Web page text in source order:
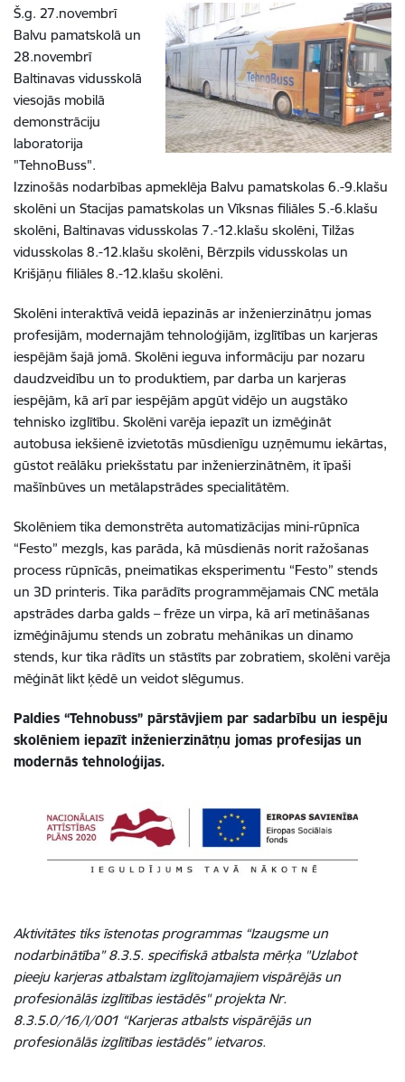
Š.g. 27.novembrī
Balvu pamatskolā un
28.novembrī
Baltinavas vidusskolā
viesojās mobilā
demonstrāciju
laboratorija
"TehnoBuss".
Izzinošās nodarbības apmeklēja Balvu pamatskolas 6.-9.klašu
skolēni un Stacijas pamatskolas un Vīksnas filiāles 5.-6.klašu
skolēni, Baltinavas vidusskolas 7.-12.klašu skolēni, Tilžas
vidusskolas 8.-12.klašu skolēni, Bērzpils vidusskolas un
Krišjāņu filiāles 8.-12.klašu skolēni.
Skolēni interaktīvā veidā iepazinās ar inženierzinātņu jomas
profesijām, modernajām tehnoloģijām, izglītības un karjeras
iespējām šajā jomā. Skolēni ieguva informāciju par nozaru
daudzveidību un to produktiem, par darba un karjeras
iespējām, kā arī par iespējām apgūt vidējo un augstāko
tehnisko izglītību. Skolēni varēja iepazīt un izmēģināt
autobusa iekšienē izvietotās mūsdienīgu uzņēmumu iekārtas,
gūstot reālāku priekšstatu par inženierzinātnēm, it īpaši
mašīnbūves un metālapstrādes specialitātēm.
Skolēniem tika demonstrēta automatizācijas mini-rūpnīca
“Festo” mezgls, kas parāda, kā mūsdienās norit ražošanas
process rūpnīcās, pneimatikas eksperimentu “Festo” stends
un 3D printeris. Tika parādīts programmējamais CNC metāla
apstrādes darba galds – frēze un virpa, kā arī metināšanas
izmēģinājumu stends un zobratu mehānikas un dinamo
stends, kur tika rādīts un stāstīts par zobratiem, skolēni varēja
mēģināt likt ķēdē un veidot slēgumus.
Paldies “Tehnobuss” pārstāvjiem par sadarbību un iespēju
skolēniem iepazīt inženierzinātņu jomas profesijas un
modernās tehnoloģijas.
Aktivitātes tiks īstenotas programmas “Izaugsme un
nodarbinātība” 8.3.5. specifiskā atbalsta mērķa "Uzlabot
pieeju karjeras atbalstam izglītojamajiem vispārējās un
profesionālās izglītības iestādēs" projekta Nr.
8.3.5.0/16/I/001 “Karjeras atbalsts vispārējās un
profesionālās izglītības iestādēs” ietvaros.